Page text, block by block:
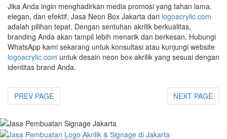
Jika Anda ingin menghadirkan media promosi yang tahan lama,
elegan, dan efektif, Jasa Neon Box Jakarta dari logoacrylic.com
adalah pilihan tepat. Dengan sentuhan akrilik berkualitas,
branding Anda akan tampil lebih menarik dan berkesan. Hubungi
WhatsApp kami sekarang untuk konsultasi atau kunjungi website
logoacrylic.com untuk desain neon box akrilik yang sesuai dengan
identitas brand Anda.
PREV PAGE NEXT PAGE